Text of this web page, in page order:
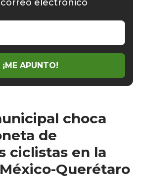
electrónico
¡ME APUNTO!
choca
de
ciclistas en la
Querétaro